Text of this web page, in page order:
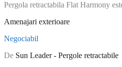
Pergola retractabila Flat Harmony
Amenajari exterioare
Negociabil
De Sun Leader - Pergole retractabile